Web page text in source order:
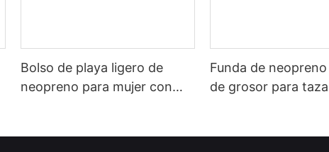
Bolso de playa ligero de
neopreno para mujer con
Funda de
de grosor para